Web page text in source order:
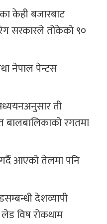
केही बजारबाट
सरकारले तोकेको ९०
नेपाल पेन्टस
ती
बालबालिकाको रगतमा
आएको तेलमा पनि
देशव्यापी
लेड विष रोकथाम